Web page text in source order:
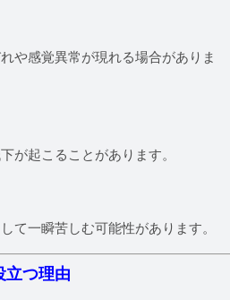
や感覚異常が現れる場合がありま
が起こることがあります。
て一瞬苦しむ可能性があります。
立つ理由